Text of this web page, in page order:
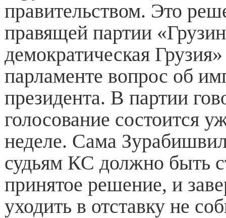
правительством. Это
правящей партии
демократическая
парламенте вопрос об
президента. В партии
голосование состоится
неделе. Сама
судьям КС должно быть
принятое решение, и
уходить в отставку не